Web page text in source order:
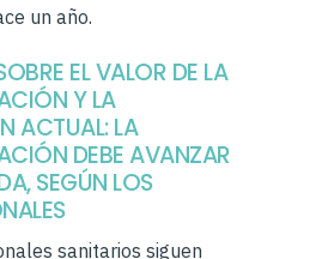
un año.
EL VALOR DE LA
Y LA
ACTUAL: LA
DEBE AVANZAR
SEGÚN LOS
sanitarios siguen